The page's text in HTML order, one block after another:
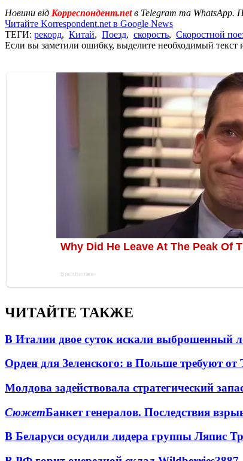
Новини від Корреспондент.netв Telegram та WhatsApp.
Читайте Korrespondent.net в Google News
ТЕГИ: рекорд, Китай, Поезд, скорость, Скоростной
Если вы заметили ошибку, выделите необходимый
ЧИТАЙТЕ ТАКЖЕ
В Италии двое суток искали выброшенный
Орден для Зеленского: в Польше требуют от
Молдова задействовала стратегический
СюжетБанкет генералов. Последствия
В Беларуси осудили лидера группы Ляпис